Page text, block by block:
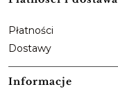
Płatności
Dostawy
Informacje